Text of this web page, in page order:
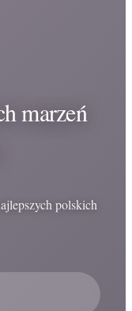
marzeń
polskich